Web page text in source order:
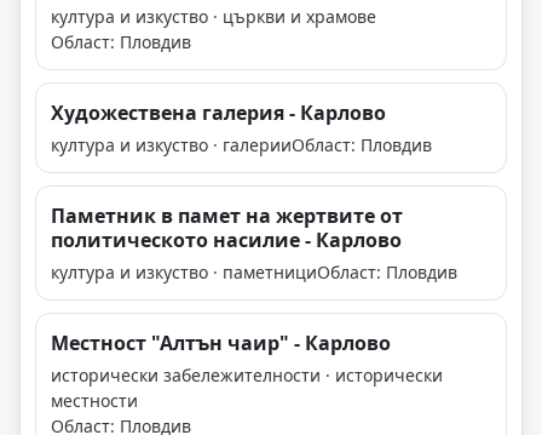
култура и изкуство · църкви и храмове
Област: Пловдив
Художествена галерия - Карлово
култура и изкуство · галерииОбласт: Пловдив
Паметник в памет на жертвите от
политическото насилие - Карлово
култура и изкуство · паметнициОбласт: Пловдив
Местност "Алтън чаир" - Карлово
исторически забележителности · исторически
местности
Област: Пловдив